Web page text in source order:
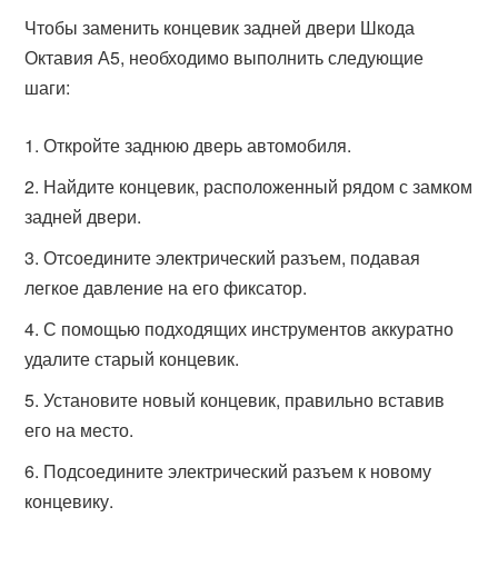
Чтобы заменить концевик задней двери Шкода
Октавия А5, необходимо выполнить следующие
шаги:
Откройте заднюю дверь автомобиля.
Найдите концевик, расположенный рядом с замком
задней двери.
Отсоедините электрический разъем, подавая
легкое давление на его фиксатор.
С помощью подходящих инструментов аккуратно
удалите старый концевик.
Установите новый концевик, правильно вставив
его на место.
Подсоедините электрический разъем к новому
концевику.